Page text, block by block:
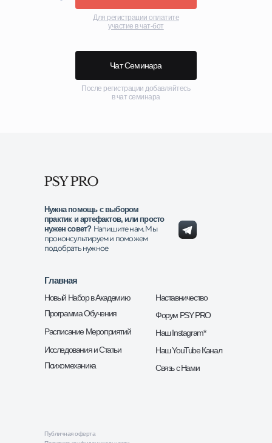
Для регистрации оплатите
участие в чат-бот
После регистрации добавляйтесь
в чат семинара
Чат Семинара
Нужна помощь с выбором
практик и артефактов, или просто
нужен совет? Напишите нам. Мы
проконсультируем и поможем
подобрать нужное
Психомеханика
Программа Обучения
Расписание Мероприятий
Наставничество
Исследования и Статьи
Главная
Новый Набор в Академию
Публичная оферта
Форум PSY PRO
Наш Instagram*
Наш YouTube Канал
Связь с Нами